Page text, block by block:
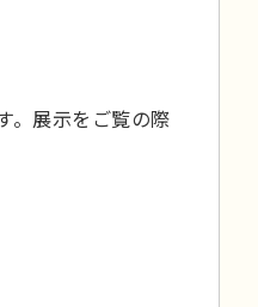
。展示をご覧の際